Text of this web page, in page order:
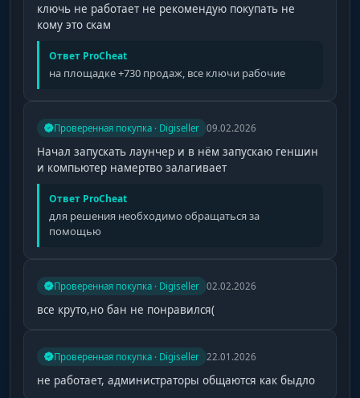
ключь не работает не рекомендую покупать не
кому это скам
Ответ ProCheat
на площадке +730 продаж, все ключи рабочие
Проверенная покупка · Digiseller 09.02.2026
Начал запускать лаунчер и в нём запускаю геншин
и компьютер намертво залагивает
Ответ ProCheat
для решения необходимо обращаться за
помощью
Проверенная покупка · Digiseller 02.02.2026
все круто,но бан не понравился(
Проверенная покупка · Digiseller 22.01.2026
не работает, администраторы общаются как быдло